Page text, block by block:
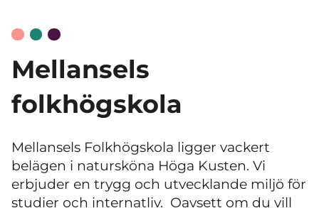
Mellansels
folkhögskola
Mellansels Folkhögskola ligger vackert
belägen i natursköna Höga Kusten. Vi
erbjuder en trygg och utvecklande miljö för
studier och internatliv. Oavsett om du vill